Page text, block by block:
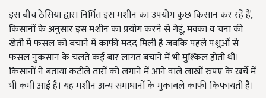
इस बीच ठेसिया द्वारा निर्मित इस मशीन का उपयोग कुछ किसान कर रहें हैं,
किसानों के अनुसार इस मशीन का प्रयोग करने से गेहूं, मक्का व चना की
खेती में फसल को बचाने में काफी मदद मिली है जबकि पहले पशुओं से
फसल नुकसान के चलते कई बार लागत बचाने में भी मुश्किल होती थी।
किसानों ने बताया कटीले तारों को लगाने में आने वाले लाखों रुपए के खर्चे में
भी कमी आई है। यह मशीन अन्य समाधानों के मुकाबले काफी किफायती है।